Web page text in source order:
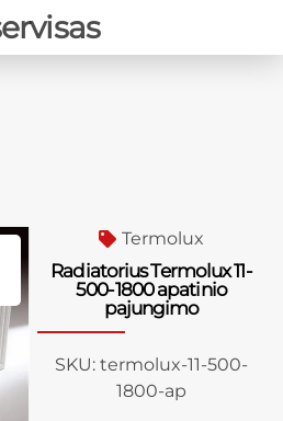
Termolux
Radiatorius Termolux 11-
500-1800 apatinio
pajungimo
SKU: termolux-11-500-
1800-ap